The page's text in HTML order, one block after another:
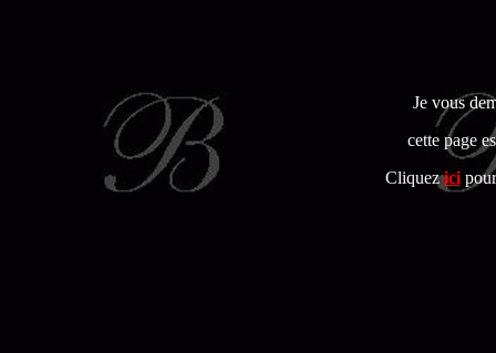
Je vous
cette page
Cliquezicipour